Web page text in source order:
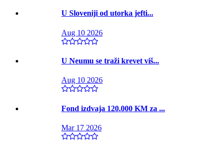
U Sloveniji od utorka jefti...
Aug 10 2026
U Neumu se traži krevet viš...
Aug 10 2026
Fond izdvaja 120.000 KM za ...
Mar 17 2026